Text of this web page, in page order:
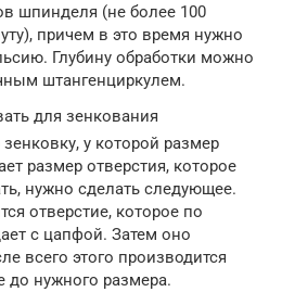
шпинделя (не более 100
причем в это время нужно
Глубину обработки можно
штангенциркулем.
для зенкования
у которой размер
размер отверстия, которое
нужно сделать следующее.
отверстие, которое по
с цапфой. Затем оно
всего этого производится
до нужного размера.